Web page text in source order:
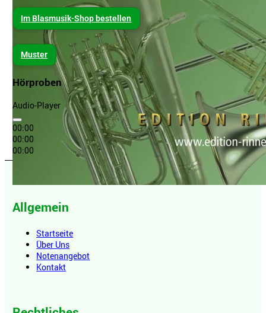
Im Blasmusik-Shop bestellen
Muster
Hörproben
Audio-Player
00:00
00:00
00:00
Allgemein
Startseite
Über Uns
Notenangebot
Kontakt